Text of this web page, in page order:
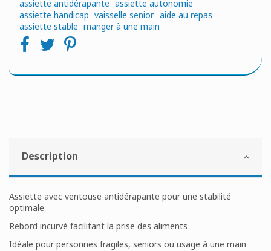
assiette antidérapante assiette autonomie
assiette handicap vaisselle senior aide au repas
assiette stable manger à une main
Description
Assiette avec ventouse antidérapante pour une stabilité
optimale
Rebord incurvé facilitant la prise des aliments
Idéale pour personnes fragiles, seniors ou usage à une main